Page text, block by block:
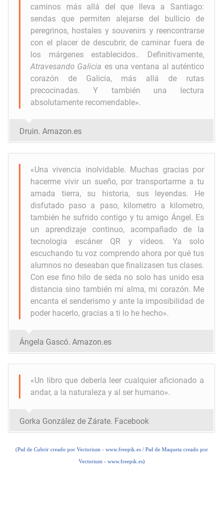
caminos más allá del que lleva a Santiago:
sendas que permiten alejarse del bullicio de
peregrinos, hostales y souvenirs y reencontrarse
con el placer de descubrir, de caminar fuera de
los márgenes establecidos.. Definitivamente,
Atravesando Galicia es una ventana al auténtico
corazón de Galicia, más allá de rutas
precocinadas. Y también una lectura
absolutamente recomendable».
Druin. Amazon.es
«Una vivencia inolvidable. Muchas gracias por
hacerme vivir un sueño, por transportarme a tu
amada tierra, su historia, sus leyendas. He
disfutado paso a paso, kilometro a kilometro,
también he sufrido contigo y tu amigo Ángel. Es
un aprendizaje continuo, acompañado de la
tecnologia escáner QR y videos. Ya solo
escuchando tu voz comprendo ahora por qué tus
alumnos no deseaban que finalizasen tus clases.
Con ese fino hilo de seda no solo has unido esa
distancia sino también mi alma, mi corazón. Me
encanta el senderismo y ante la imposibilidad de
poder hacerlo, gracias a ti lo he hecho».
Ángela Gascó. Amazon.es
«Un libro que debería leer cualquier aficionado a
andar, a la naturaleza y al ser humano».
Gorka González de Zárate. Facebook
(Psd de Cubrir creado por Vectorium - www.freepik.es / Psd de Maqueta creado por
Vectorium - www.freepik.es)